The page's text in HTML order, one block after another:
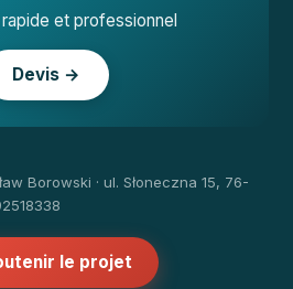
et professionnel
Devis →
Borowski · ul. Słoneczna 15, 76-
le projet